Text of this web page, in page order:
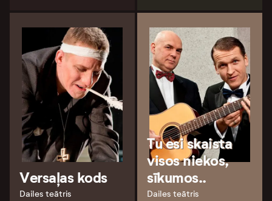
Versaļas kods
Dailes teātris
Tu esi skaista
visos niekos,
sīkumos..
Dailes teātris